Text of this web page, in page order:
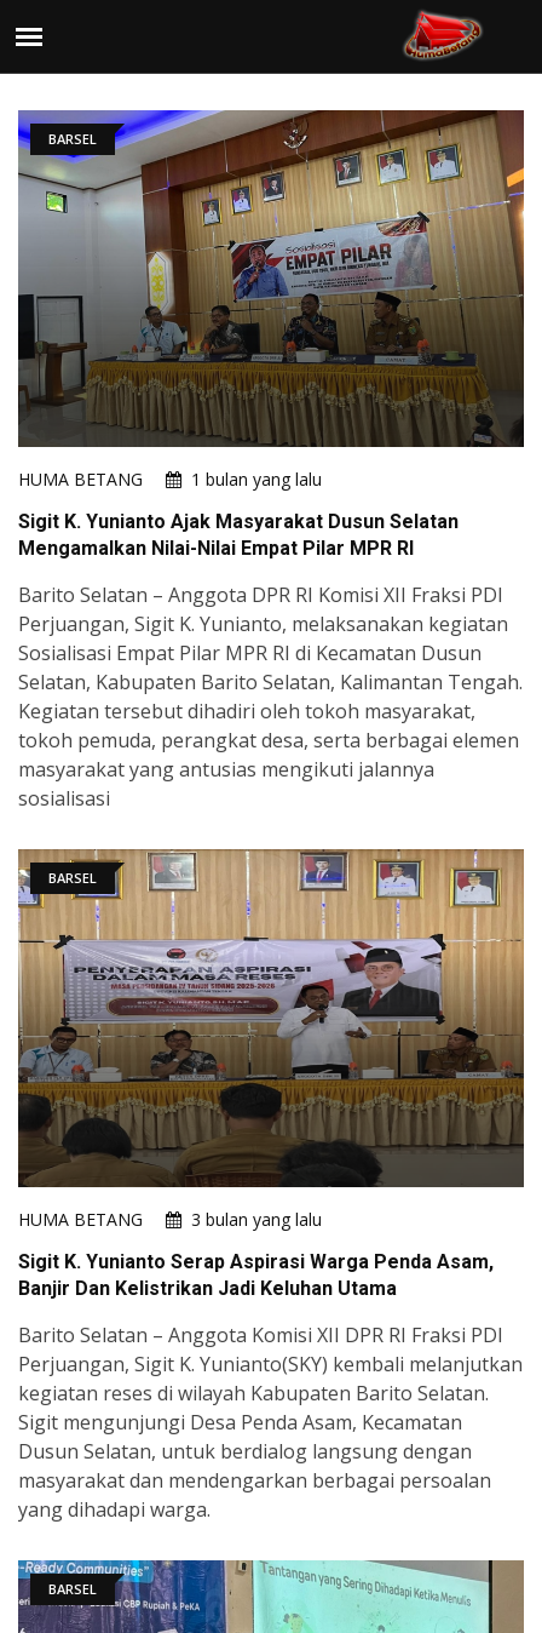
BARSEL
HUMA BETANG
1 bulan yang lalu
Sigit K. Yunianto Ajak Masyarakat Dusun Selatan
Mengamalkan Nilai-Nilai Empat Pilar MPR RI
Barito Selatan – Anggota DPR RI Komisi XII Fraksi PDI
Perjuangan, Sigit K. Yunianto, melaksanakan kegiatan
Sosialisasi Empat Pilar MPR RI di Kecamatan Dusun
Selatan, Kabupaten Barito Selatan, Kalimantan Tengah.
Kegiatan tersebut dihadiri oleh tokoh masyarakat,
tokoh pemuda, perangkat desa, serta berbagai elemen
masyarakat yang antusias mengikuti jalannya
sosialisasi
BARSEL
HUMA BETANG
3 bulan yang lalu
Sigit K. Yunianto Serap Aspirasi Warga Penda Asam,
Banjir Dan Kelistrikan Jadi Keluhan Utama
Barito Selatan – Anggota Komisi XII DPR RI Fraksi PDI
Perjuangan, Sigit K. Yunianto(SKY) kembali melanjutkan
kegiatan reses di wilayah Kabupaten Barito Selatan.
Sigit mengunjungi Desa Penda Asam, Kecamatan
Dusun Selatan, untuk berdialog langsung dengan
masyarakat dan mendengarkan berbagai persoalan
yang dihadapi warga.
BARSEL